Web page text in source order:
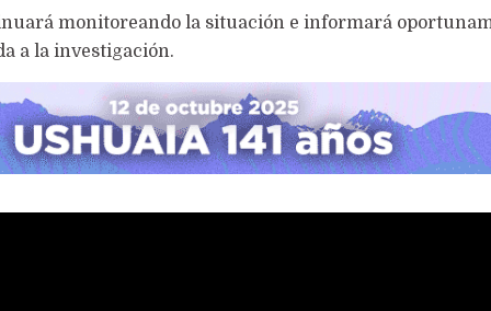
monitoreando la situación e informará
a la investigación.